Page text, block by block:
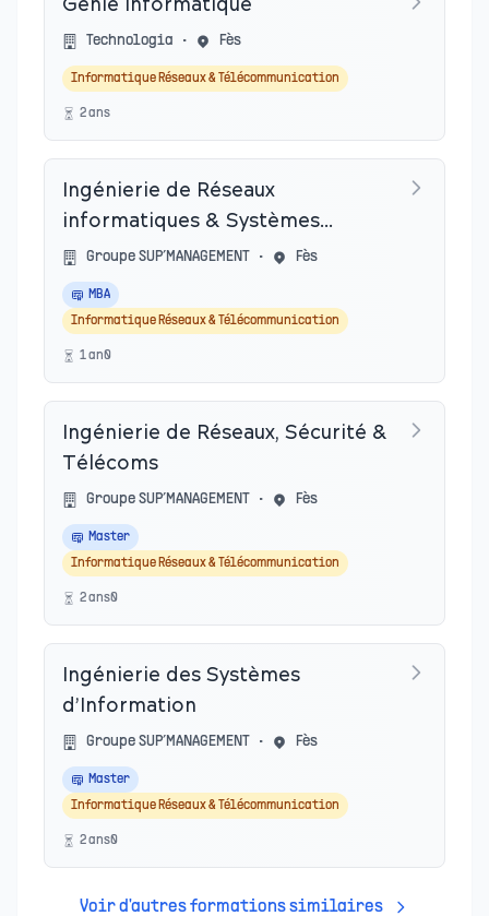
Génie Informatique
Technologia • Fès
Informatique Réseaux & Télécommunication
2ans
Ingénierie de Réseaux
informatiques & Systèmes
d’information
Groupe SUP’MANAGEMENT • Fès
MBA
Informatique Réseaux & Télécommunication
1an0
Ingénierie de Réseaux, Sécurité &
Télécoms
Groupe SUP’MANAGEMENT • Fès
Master
Informatique Réseaux & Télécommunication
2ans0
Ingénierie des Systèmes
d’Information
Groupe SUP’MANAGEMENT • Fès
Master
Informatique Réseaux & Télécommunication
2ans0
Voir d'autres formations similaires